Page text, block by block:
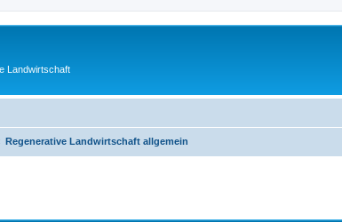
Landwirtschaft
Regenerative Landwirtschaft allgemein